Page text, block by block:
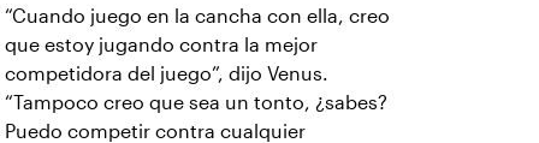
“Cuando juego en la cancha con ella, creo
que estoy jugando contra la mejor
competidora del juego”, dijo Venus.
“Tampoco creo que sea un tonto, ¿sabes?
Puedo competir contra cualquier